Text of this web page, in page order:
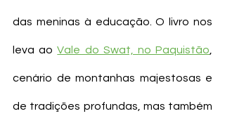
das meninas à educação. O livro nos
leva ao Vale do Swat, no Paquistão
cenário de montanhas majestosas e
de tradições profundas, mas também